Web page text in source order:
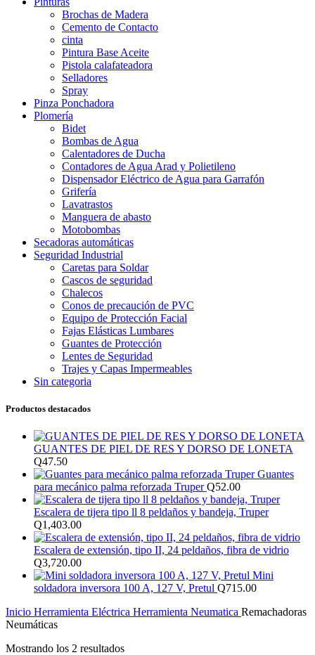
Brochas de Madera
Cemento de Contacto
cinta
Pintura Base Aceite
Pistola calafateadora
Selladores
Spray
Pinza Ponchadora
Plomería
Bidet
Bombas de Agua
Calentadores de Ducha
Contadores de Agua Arad y Polietileno
Dispensador Eléctrico de Agua para Garrafón
Grifería
Lavatrastos
Manguera de abasto
Motobombas
Secadoras automáticas
Seguridad Industrial
Caretas para Soldar
Cascos de seguridad
Chalecos
Conos de precaución de PVC
Equipo de Protección Facial
Fajas Elásticas Lumbares
Guantes de Protección
Lentes de Seguridad
Trajes y Capas Impermeables
Sin categoria
Productos destacados
GUANTES DE PIEL DE RES Y DORSO DE LONETA
Q47.50
Guantes
para mecánico palma reforzada TruperQ52.00
Escalera de tijera tipo ll 8 peldaños y bandeja, Truper
Q1,403.00
Escalera de extensión, tipo II, 24 peldaños, fibra de vidrio
Q3,720.00
Mini
soldadora inversora 100 A, 127 V, Pretul Q715.00
Inicio Herramienta Eléctrica Herramienta Neumatica Remachadoras
Neumáticas
Mostrando los 2 resultados